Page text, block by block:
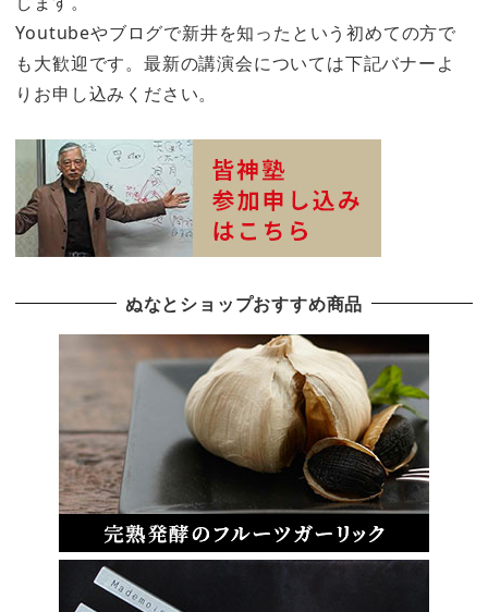
Youtubeやブログで新井を知ったという初めての方で
も大歓迎です。最新の講演会については下記バナーよ
りお申し込みください。
ぬなとショップおすすめ商品